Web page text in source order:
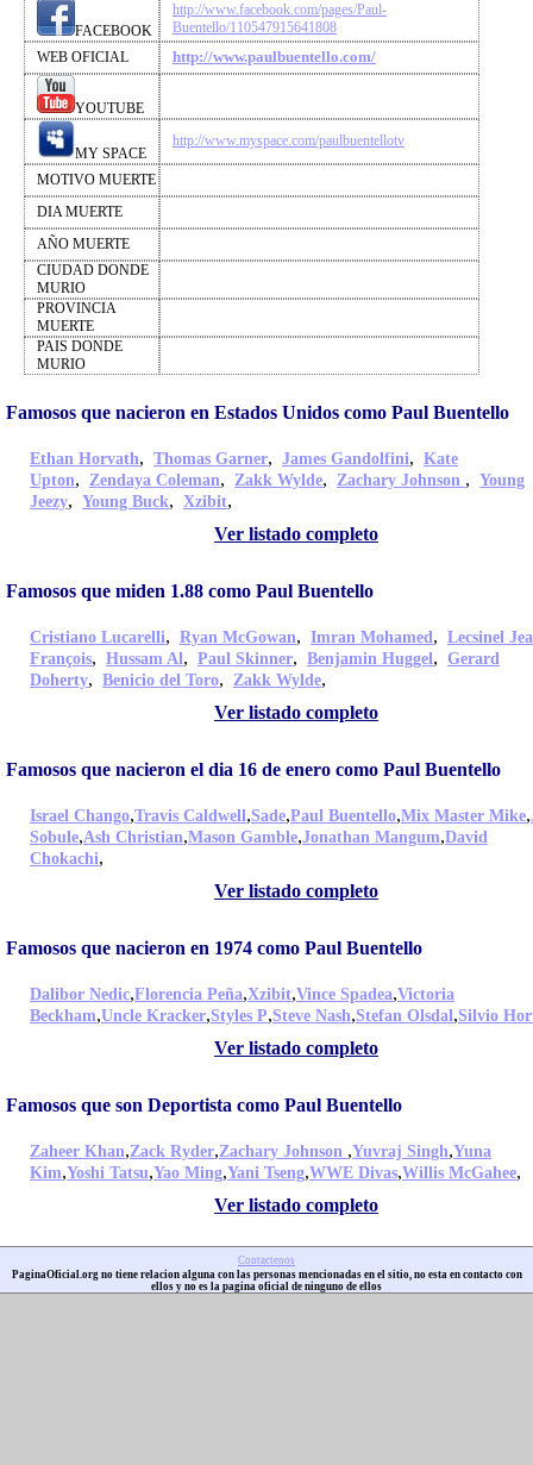
FACEBOOK
http://www.facebook.com/pages/Paul-
Buentello/110547915641808
WEB OFICIAL
http://www.paulbuentello.com/
YOUTUBE
MY SPACE
http://www.myspace.com/paulbuentellotv
MOTIVO MUERTE
DIA MUERTE
AÑO MUERTE
CIUDAD DONDE
MURIO
PROVINCIA
MUERTE
PAIS DONDE
MURIO
Famosos que nacieron en Estados Unidos como Paul Buentello
Ethan Horvath, Thomas Garner, James Gandolfini, Kate
Upton, Zendaya Coleman, Zakk Wylde, Zachary Johnson , Young
Jeezy, Young Buck, Xzibit,
Ver listado completo
Famosos que miden 1.88 como Paul Buentello
Cristiano Lucarelli, Ryan McGowan, Imran Mohamed, Lecsinel
François, Hussam Al, Paul Skinner, Benjamin Huggel, Gerard
Doherty, Benicio del Toro, Zakk Wylde,
Ver listado completo
Famosos que nacieron el dia 16 de enero como Paul Buentello
Israel Chango,Travis Caldwell,Sade,Paul Buentello,Mix Master Mike,
Sobule,Ash Christian,Mason Gamble,Jonathan Mangum,David
Chokachi,
Ver listado completo
Famosos que nacieron en 1974 como Paul Buentello
Dalibor Nedic,Florencia Peña,Xzibit,Vince Spadea,Victoria
Beckham,Uncle Kracker,Styles P,Steve Nash,Stefan Olsdal,Silvio
Ver listado completo
Famosos que son Deportista como Paul Buentello
Zaheer Khan,Zack Ryder,Zachary Johnson ,Yuvraj Singh,Yuna
Kim,Yoshi Tatsu,Yao Ming,Yani Tseng,WWE Divas,Willis McGahee,
Ver listado completo
Contactenos
PaginaOficial.org no tiene relacion alguna con las personas mencionadas en el sitio, no esta en contacto con
ellos y no es la pagina oficial de ninguno de ellos